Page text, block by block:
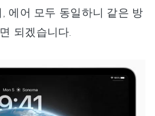
에어 모두 동일하니 같은 방
되겠습니다.